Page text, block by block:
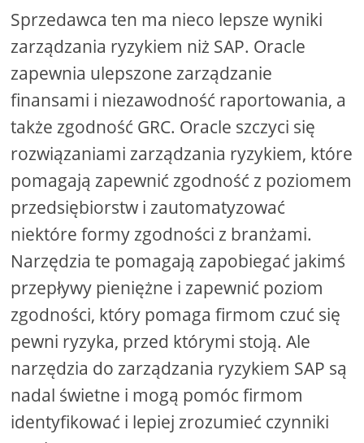
Sprzedawca ten ma nieco lepsze wyniki
zarządzania ryzykiem niż SAP. Oracle
zapewnia ulepszone zarządzanie
finansami i niezawodność raportowania, a
także zgodność GRC. Oracle szczyci się
rozwiązaniami zarządzania ryzykiem, które
pomagają zapewnić zgodność z poziomem
przedsiębiorstw i zautomatyzować
niektóre formy zgodności z branżami.
Narzędzia te pomagają zapobiegać jakimś
przepływy pieniężne i zapewnić poziom
zgodności, który pomaga firmom czuć się
pewni ryzyka, przed którymi stoją. Ale
narzędzia do zarządzania ryzykiem SAP są
nadal świetne i mogą pomóc firmom
identyfikować i lepiej zrozumieć czynniki